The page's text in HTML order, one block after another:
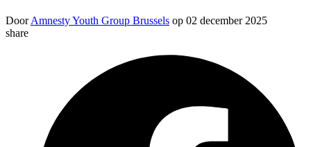
DoorAmnesty Youth Group Brussels op 02 december 2025
share